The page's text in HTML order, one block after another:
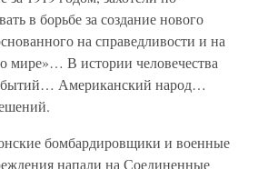
в борьбе за создание нового
на справедливости и на
мире»… В истории человечества
Американский народ…
бомбардировщики и военные
напали на Соединенные